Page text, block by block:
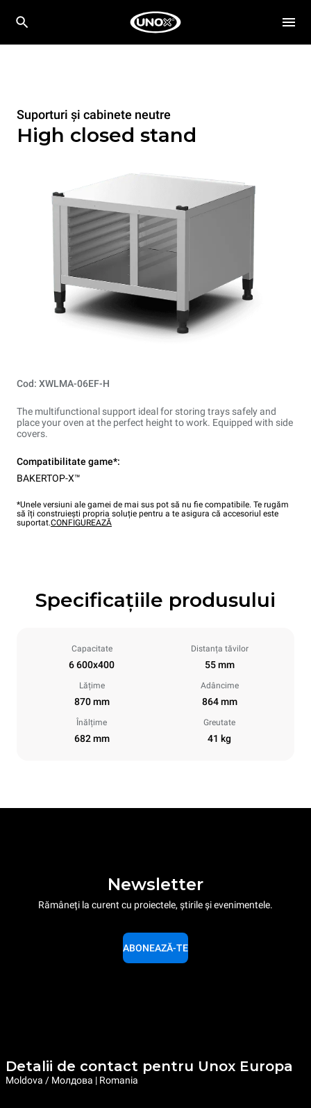
Suporturi și cabinete neutre
High closed stand
Cod: XWLMA-06EF-H
The multifunctional support ideal for storing trays safely and
place your oven at the perfect height to work. Equipped with side
covers.
Compatibilitate game*:
BAKERTOP-X™
*Unele versiuni ale gamei de mai sus pot să nu fie compatibile. Te rugăm
să îți construiești propria soluție pentru a te asigura că accesoriul este
suportat.CONFIGUREAZĂ
Specificațiile produsului
Capacitate
6 600x400
Distanța tăvilor
55 mm
Lățime
870 mm
Adâncime
864 mm
Înălțime
682 mm
Greutate
41 kg
Newsletter
Rămâneți la curent cu proiectele, știrile și evenimentele.
ABONEAZĂ-TE
Detalii de contact pentru Unox Europa
Moldova / Молдова | Romania